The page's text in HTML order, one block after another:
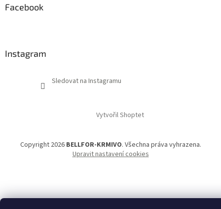
Facebook
Instagram
Sledovat na Instagramu
Vytvořil Shoptet
Copyright 2026 BELLFOR-KRMIVO. Všechna práva vyhrazena.
Upravit nastavení cookies